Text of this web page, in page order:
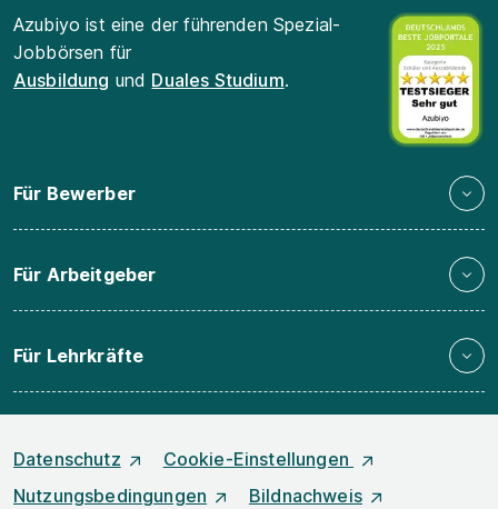
Azubiyo ist eine der führenden Spezial-
Jobbörsen für
Ausbildung und Duales Studium.
Für Bewerber
Für Arbeitgeber
Für Lehrkräfte
Datenschutz
Cookie-Einstellungen
Nutzungsbedingungen
Bildnachweis